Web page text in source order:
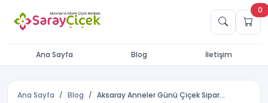
0
Ana Sayfa Blog İletişim
Ana Sayfa Blog Aksaray Anneler Günü Çiçek Sipar...